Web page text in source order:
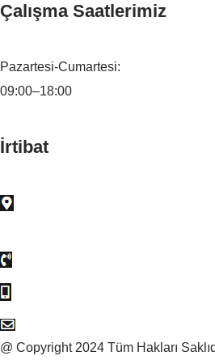
Çalışma Saatlerimiz
Pazartesi-Cumartesi:
09:00–18:00
İrtibat
@ Copyright 2024 Tüm Hakları